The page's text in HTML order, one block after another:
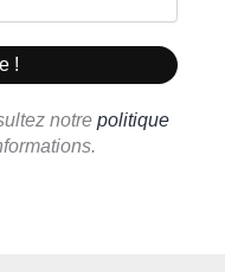
notre politique